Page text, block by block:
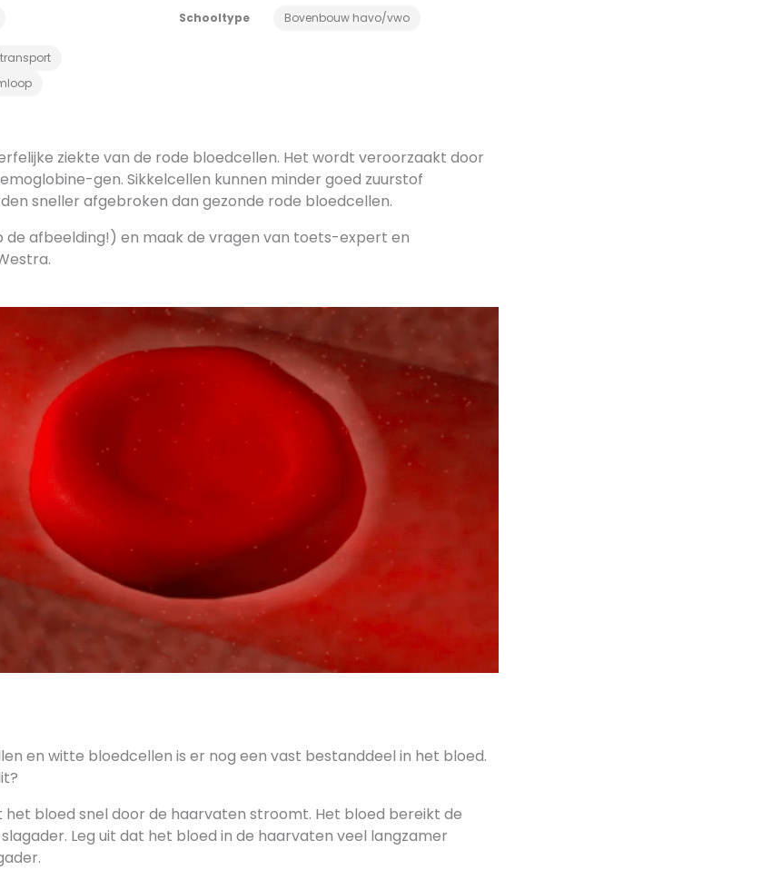
Schooltype Bovenbouw havo/vwo
ziekte van de rode bloedcellen. Het wordt veroorzaakt door
gen. Sikkelcellen kunnen minder goed zuurstof
sneller afgebroken dan gezonde rode bloedcellen.
de afbeelding!) en maak de vragen van toets-expert en
en witte bloedcellen is er nog een vast bestanddeel in het bloed.
het bloed snel door de haarvaten stroomt. Het bloed bereikt de
Leg uit dat het bloed in de haarvaten veel langzamer